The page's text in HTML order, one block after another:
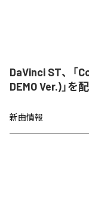
DaVinci ST、「
DEMO Ver.)」を
新曲情報